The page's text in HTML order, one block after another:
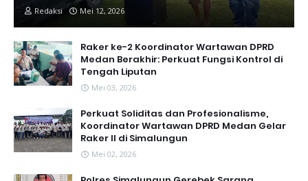
Redaksi Mei 12, 2026
Raker ke-2 Koordinator Wartawan DPRD
Medan Berakhir: Perkuat Fungsi Kontrol di
Tengah Liputan
Mei 03, 2026
Perkuat Soliditas dan Profesionalisme,
Koordinator Wartawan DPRD Medan Gelar
Raker II di Simalungun
Mei 02, 2026